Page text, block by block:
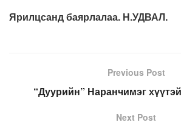
Ярилцсанд баярлалаа. Н.УДВАЛ.
Previous Post
“Дуурийн” Наранчимэг
Next Post